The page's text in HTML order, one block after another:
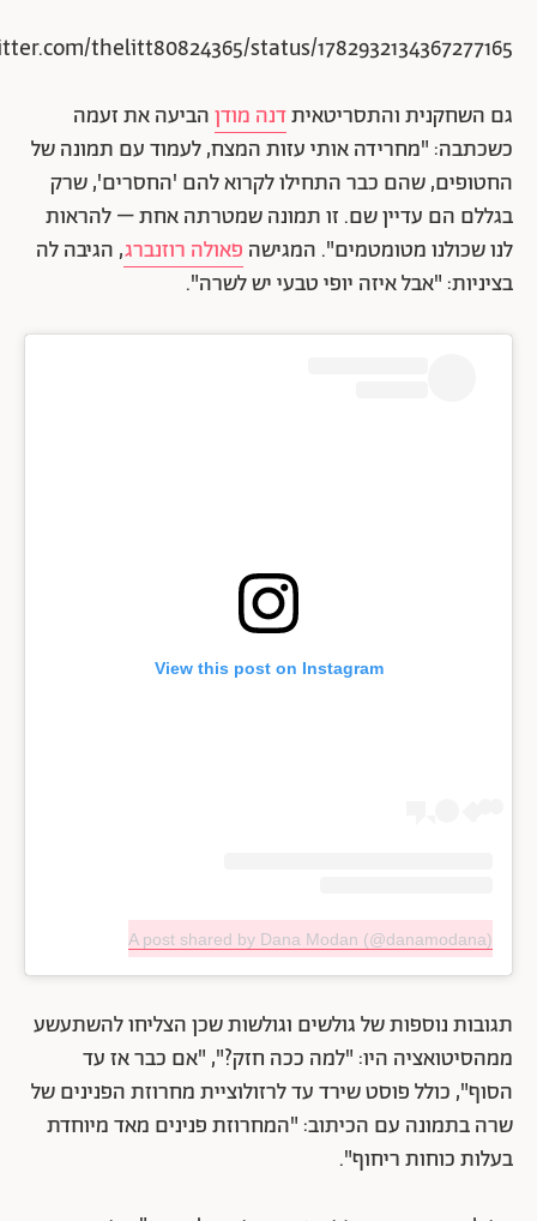
thelitt80824365/status/1782932134367277165
גם השחקנית והתסריטאיתדנה מודןהביעה את זעמה
כשכתבה: "מחרידה אותי עזות המצח, לעמוד עם תמונה של
החטופים, שהם כבר התחילו לקרוא להם 'החסרים', שרק
בגללם הם עדיין שם. זו תמונה שמטרתה אחת – להראות
לנו שכולנו מטומטמים". המגישה פאולה רוזנברג, הגיבה לה
בציניות: "אבל איזה יופי טבעי יש לשרה".
View this post on Instagram
A post shared by Dana Modan (@danamodana)
תגובות נוספות של גולשים וגולשות שכן הצליחו להשתעשע
ממהסיטואציה היו: "למה ככה חזק?", "אם כבר אז עד
הסוף", כולל פוסט שירד עד לרזולוציית מחרוזת הפנינים של
שרה בתמונה עם הכיתוב: "המחרוזת פנינים מאד מיוחדת
בעלות כוחות ריחוף".